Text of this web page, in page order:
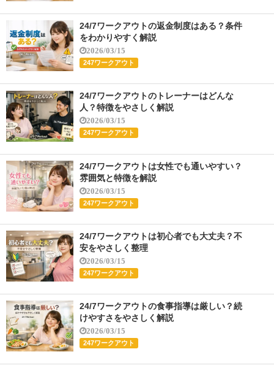
24/7ワークアウトの返金制度はある？条件
をわかりやすく解説
2026/03/15
247ワークアウト
24/7ワークアウトのトレーナーはどんな
人？特徴をやさしく解説
2026/03/15
247ワークアウト
24/7ワークアウトは女性でも通いやすい？
雰囲気と特徴を解説
2026/03/15
247ワークアウト
24/7ワークアウトは初心者でも大丈夫？不
安をやさしく整理
2026/03/15
247ワークアウト
24/7ワークアウトの食事指導は厳しい？続
けやすさをやさしく解説
2026/03/15
247ワークアウト